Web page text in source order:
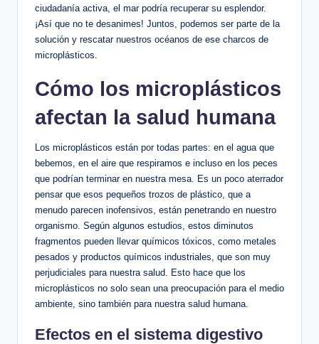
ciudadanía activa, el mar podría recuperar su esplendor.
¡Así que no te desanimes! Juntos, podemos ser parte de la
solución y rescatar nuestros océanos de ese charcos de
microplásticos.
Cómo los microplásticos
afectan la salud humana
Los microplásticos están por todas partes: en el agua que
bebemos, en el aire que respiramos e incluso en los peces
que podrían terminar en nuestra mesa. Es un poco aterrador
pensar que esos pequeños trozos de plástico, que a
menudo parecen inofensivos, están penetrando en nuestro
organismo. Según algunos estudios, estos diminutos
fragmentos pueden llevar químicos tóxicos, como metales
pesados y productos químicos industriales, que son muy
perjudiciales para nuestra salud. Esto hace que los
microplásticos no solo sean una preocupación para el medio
ambiente, sino también para nuestra salud humana.
Efectos en el sistema digestivo